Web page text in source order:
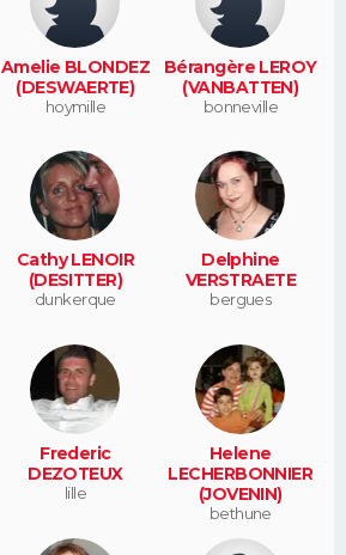
Amelie BLONDEZ
(DESWAERTE)
hoymille
Bérangère LEROY
(VANBATTEN)
bonneville
Cathy LENOIR
(DESITTER)
dunkerque
Delphine
VERSTRAETE
bergues
Frederic
DEZOTEUX
lille
Helene
LECHERBONNIER
(JOVENIN)
bethune